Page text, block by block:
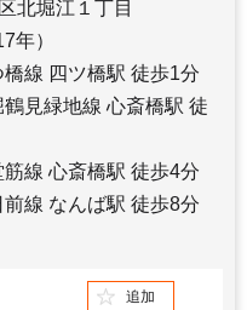
北堀江１丁目
年）
線 四ツ橋駅 徒歩1分
見緑地線 心斎橋駅 徒
線 心斎橋駅 徒歩4分
線 なんば駅 徒歩8分
追加